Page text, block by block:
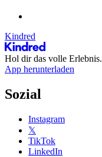
Kindred
Hol dir das volle Erlebnis.
App herunterladen
Sozial
Instagram
𝕏
TikTok
LinkedIn